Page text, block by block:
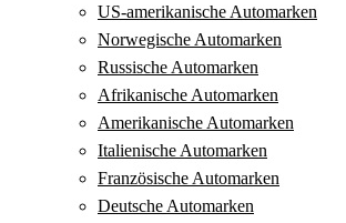
US-amerikanische Automarken
Norwegische Automarken
Russische Automarken
Afrikanische Automarken
Amerikanische Automarken
Italienische Automarken
Französische Automarken
Deutsche Automarken